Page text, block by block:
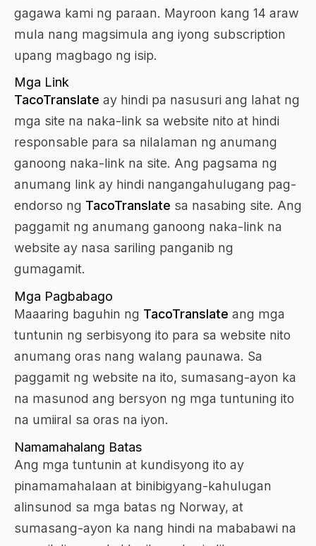
gagawa kami ng paraan. Mayroon kang 14 araw
mula nang magsimula ang iyong subscription
upang magbago ng isip.
Mga Link
TacoTranslate ay hindi pa nasusuri ang lahat ng
mga site na naka-link sa website nito at hindi
responsable para sa nilalaman ng anumang
ganoong naka-link na site. Ang pagsama ng
anumang link ay hindi nangangahulugang pag-
endorso ng TacoTranslate sa nasabing site. Ang
paggamit ng anumang ganoong naka-link na
website ay nasa sariling panganib ng
gumagamit.
Mga Pagbabago
Maaaring baguhin ng TacoTranslate ang mga
tuntunin ng serbisyong ito para sa website nito
anumang oras nang walang paunawa. Sa
paggamit ng website na ito, sumasang-ayon ka
na masunod ang bersyon ng mga tuntuning ito
na umiiral sa oras na iyon.
Namamahalang Batas
Ang mga tuntunin at kundisyong ito ay
pinamamahalaan at binibigyang-kahulugan
alinsunod sa mga batas ng Norway, at
sumasang-ayon ka nang hindi na mababawi na